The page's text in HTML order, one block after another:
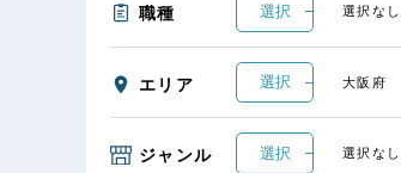
職種 選択 選択なし
エリア 選択 大阪府
ジャンル 選択 選択なし